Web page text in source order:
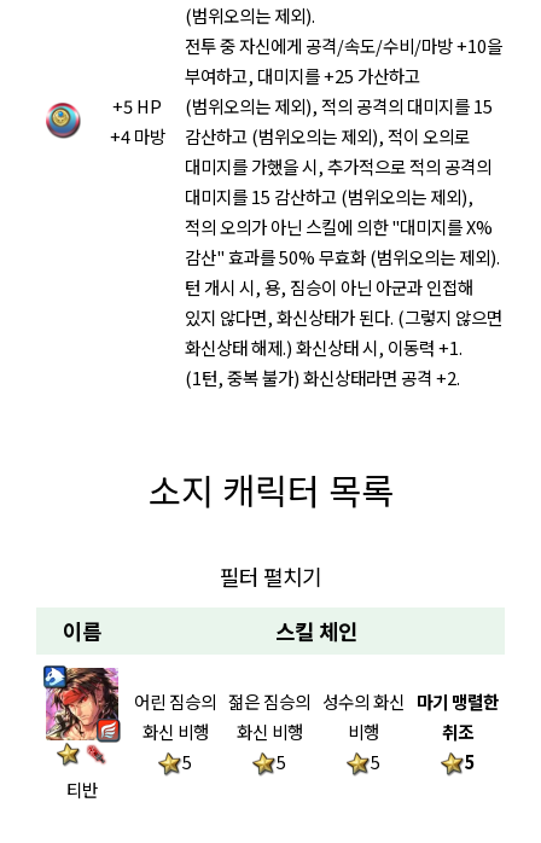
+5 HP
+4 마방
(범위오의는 제외).
전투 중 자신에게 공격/속도/수비/마방 +10을
부여하고, 대미지를 +25 가산하고
(범위오의는 제외), 적의 공격의 대미지를 15
감산하고 (범위오의는 제외), 적이 오의로
대미지를 가했을 시, 추가적으로 적의 공격의
대미지를 15 감산하고 (범위오의는 제외),
적의 오의가 아닌 스킬에 의한 "대미지를 X%
감산" 효과를 50% 무효화 (범위오의는 제외).
턴 개시 시, 용, 짐승이 아닌 아군과 인접해
있지 않다면, 화신상태가 된다. (그렇지 않으면
화신상태 해제.) 화신상태 시, 이동력 +1.
(1턴, 중복 불가) 화신상태라면 공격 +2.
소지 캐릭터 목록
필터 펼치기
이름 스킬 체인
티반
어린 짐승의
화신 비행
5
젊은 짐승의
화신 비행
5
성수의 화신
비행
5
마기 맹렬한
취조
5